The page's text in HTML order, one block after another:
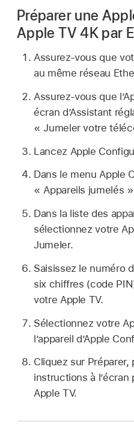
Préparer une
Apple TV 4K par
Assurez-vous que
au même réseau
Assurez-vous que l’
écran d’Assistant
« Jumeler votre
Lancez Apple
Dans le menuApple
« Appareils jumelés
Dans la liste des
sélectionnez votre
Jumeler.
Saisissez le numéro
six chiffres (code
votre Apple TV.
Sélectionnez votre
l’appareil d’Apple
Cliquez sur Préparer,
instructions à
Apple TV.